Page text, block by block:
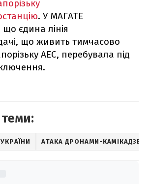
. У МАГАТЕ
єдина лінія
що живить тимчасово
АЕС, перебувала під
теми:
АТАКА ДРОНАМИ-КАМІКАДЗЕ